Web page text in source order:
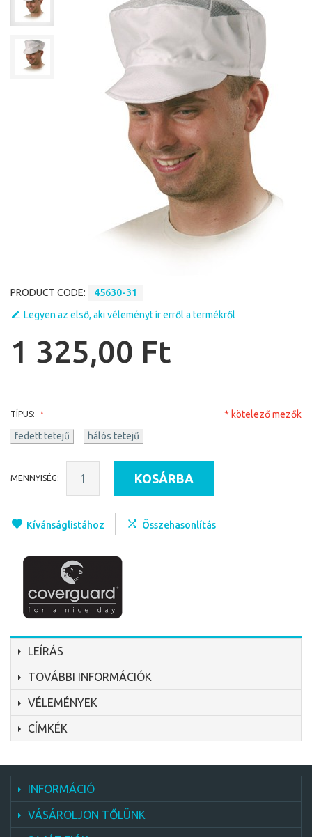
PRODUCT CODE:
45630-31
Legyen az első, aki véleményt ír erről a termékről
1 325,00 Ft
TÍPUS:
fedett tetejű hálós tetejű
* kötelező mezők
MENNYISÉG: KOSÁRBA
Kívánságlistához Összehasonlítás
LEÍRÁS
TOVÁBBI INFORMÁCIÓK
VÉLEMÉNYEK
CÍMKÉK
INFORMÁCIÓ
VÁSÁROLJON TŐLÜNK